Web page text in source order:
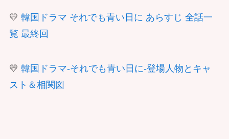
💛 韓国ドラマ それでも青い日に あらすじ 全話一
覧 最終回
💛 韓国ドラマ-それでも青い日に-登場人物とキャ
スト＆相関図